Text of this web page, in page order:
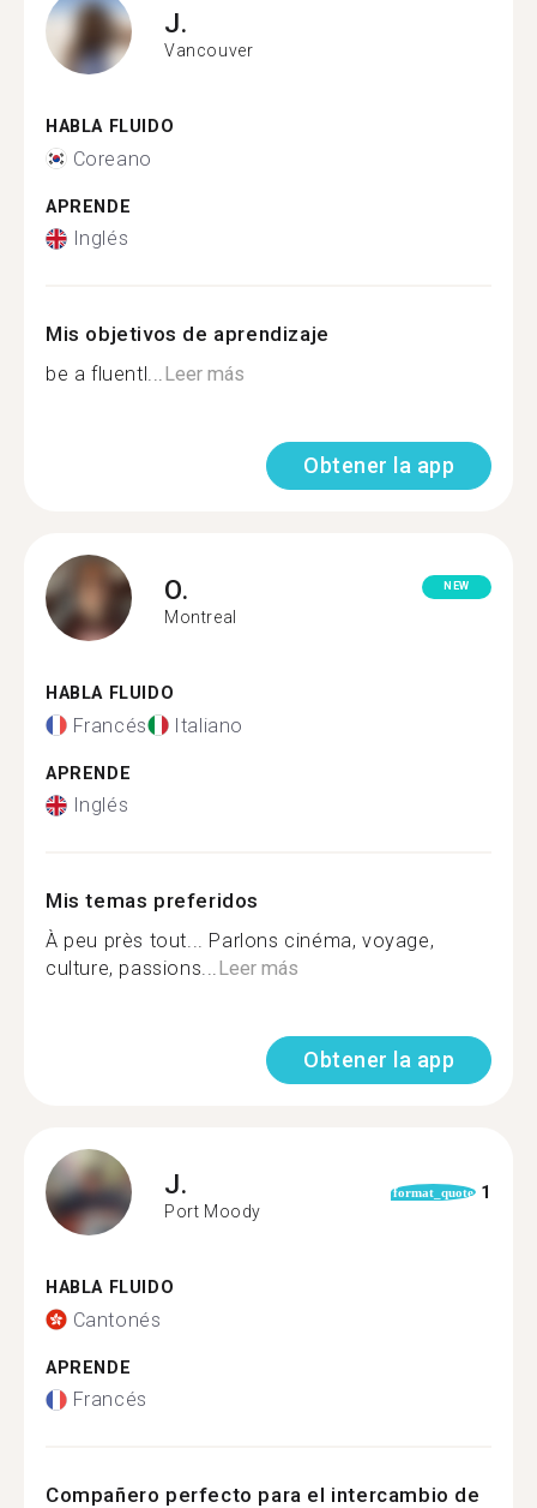
J.
Vancouver
HABLA FLUIDO
Coreano
APRENDE
Inglés
Mis objetivos de aprendizaje
be a fluentl...Leer más
Obtener la app
O.
Montreal
NEW
HABLA FLUIDO
Francés Italiano
APRENDE
Inglés
Mis temas preferidos
À peu près tout... Parlons cinéma, voyage,
culture, passions...Leer más
Obtener la app
J.
Port Moody
format_quote 1
HABLA FLUIDO
Cantonés
APRENDE
Francés
Compañero perfecto para el intercambio de